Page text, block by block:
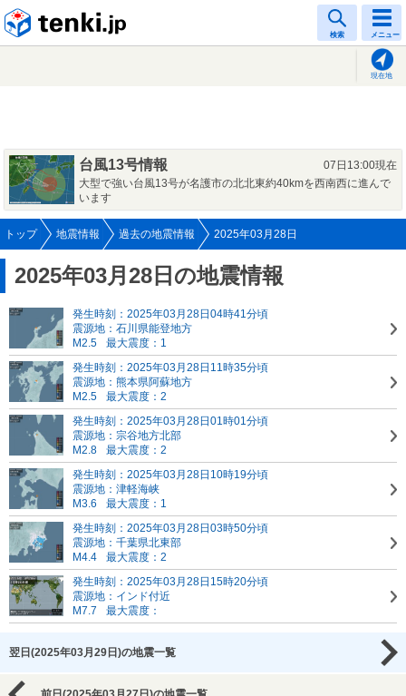
検索 メニュー
現在地
台風13号情報
07日13:00現在
大型で強い台風13号が名護市の北北東約40kmを西南西に進んで
います
トップ 地震情報 過去の地震情報 2025年03月28日
2025年03月28日の地震情報
発生時刻：2025年03月28日04時41分頃
震源地：石川県能登地方
M2.5
最大震度：1
発生時刻：2025年03月28日11時35分頃
震源地：熊本県阿蘇地方
M2.5
最大震度：2
発生時刻：2025年03月28日01時01分頃
震源地：宗谷地方北部
M2.8
最大震度：2
発生時刻：2025年03月28日10時19分頃
震源地：津軽海峡
M3.6
最大震度：1
発生時刻：2025年03月28日03時50分頃
震源地：千葉県北東部
M4.4
最大震度：2
発生時刻：2025年03月28日15時20分頃
震源地：インド付近
M7.7
最大震度：
翌日(2025年03月29日)の地震一覧